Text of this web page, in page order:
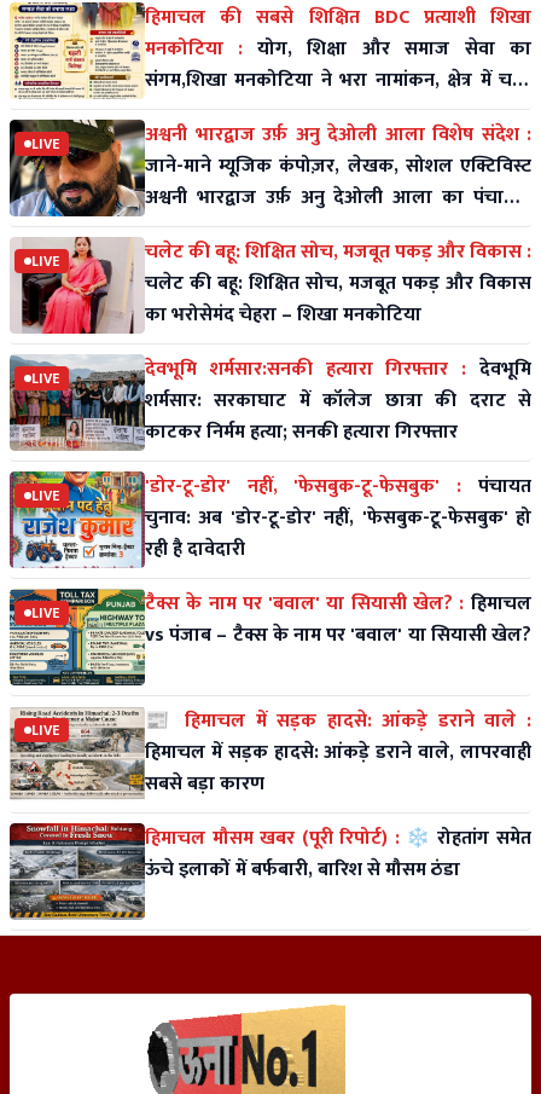
हिमाचल की सबसे शिक्षित BDC प्रत्याशी शिखा
मनकोटिया : योग, शिक्षा और समाज सेवा का
संगम,शिखा मनकोटिया ने भरा नामांकन, क्षेत्र में चर्चा
तेज
LIVE
अश्वनी भारद्वाज उर्फ़ अनु देओली आला विशेष संदेश :
जाने-माने म्यूजिक कंपोज़र, लेखक, सोशल एक्टिविस्ट
अश्वनी भारद्वाज उर्फ़ अनु देओली आला का पंचायती
राज पर विशे
LIVE
चलेट की बहू: शिक्षित सोच, मजबूत पकड़ और विकास :
चलेट की बहू: शिक्षित सोच, मजबूत पकड़ और विकास
का भरोसेमंद चेहरा – शिखा मनकोटिया
LIVE देवभूमि शर्मसार:सनकी हत्यारा गिरफ्तार : देवभूमि
शर्मसार: सरकाघाट में कॉलेज छात्रा की दराट से
काटकर निर्मम हत्या; सनकी हत्यारा गिरफ्तार
LIVE 'डोर-टू-डोर' नहीं, 'फेसबुक-टू-फेसबुक' : पंचायत
चुनाव: अब 'डोर-टू-डोर' नहीं, 'फेसबुक-टू-फेसबुक' हो
रही है दावेदारी
LIVE टैक्स के नाम पर 'बवाल' या सियासी खेल? : हिमाचल
vs पंजाब – टैक्स के नाम पर 'बवाल' या सियासी खेल?
LIVE
📰 हिमाचल में सड़क हादसे: आंकड़े डराने वाले :
हिमाचल में सड़क हादसे: आंकड़े डराने वाले, लापरवाही
सबसे बड़ा कारण
हिमाचल मौसम खबर (पूरी रिपोर्ट) : ❄️ रोहतांग समेत
ऊंचे इलाकों में बर्फबारी, बारिश से मौसम ठंडा